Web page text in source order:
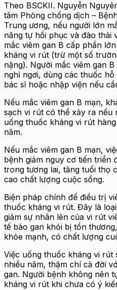
Theo BSCKII. Nguyễn
tâm Phòng chống dịch –
Trung ương, nếu người lớn
năng tự hồi phục và đào thải
mắc viêm gan B cấp phần
kháng vi rút (trừ một số
nặng). Người mắc viêm gan
nghỉ ngơi, dùng các thuốc
bác sĩ hoặc nhập viện nếu
Nếu mắc viêm gan B mạn,
sạch vi rút có thể xảy ra nếu
uống thuốc kháng vi rút
năm.
Nếu mắc viêm gan B mạn,
bệnh giảm nguy cơ tiến triển
trong tương lai, tăng tuổi thọ
cao chất lượng cuộc sống.
Biện pháp chính để điều trị
thuốc kháng vi rút. Đây là
giảm sự nhân lên của vi rút
tế bào gan khỏi bị tổn
khỏe mạnh, có chất lượng
Việc uống thuốc kháng vi rút
nhiều năm, thậm chí cả đời
gan. Người bệnh không nên
kháng vi rút khi chưa có ý